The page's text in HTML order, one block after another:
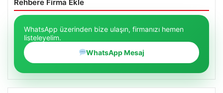
Rehbere Firma Ekle
WhatsApp üzerinden bize ulaşın, firmanızı hemen
listeleyelim.
WhatsApp Mesaj